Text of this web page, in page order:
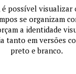
é possível
se organizam
a identidade
tanto em versões
preto e branco.